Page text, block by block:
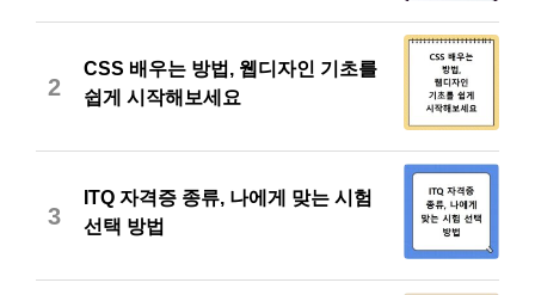
2
CSS 배우는 방법, 웹디자인 기초를
쉽게 시작해보세요
3
ITQ 자격증 종류, 나에게 맞는 시험
선택 방법